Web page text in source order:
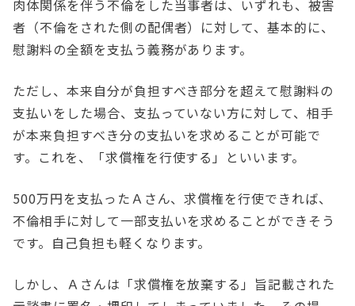
肉体関係を伴う不倫をした当事者は、いずれも、被害
者（不倫をされた側の配偶者）に対して、基本的に、
慰謝料の全額を支払う義務があります。
ただし、本来自分が負担すべき部分を超えて慰謝料の
支払いをした場合、支払っていない方に対して、相手
が本来負担すべき分の支払いを求めることが可能で
す。これを、「求償権を行使する」といいます。
500万円を支払ったＡさん、求償権を行使できれば、
不倫相手に対して一部支払いを求めることができそう
です。自己負担も軽くなります。
しかし、Ａさんは「求償権を放棄する」旨記載された